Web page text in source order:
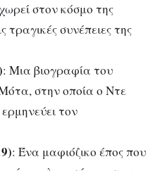
στον κόσμο της
τραγικές συνέπειες της
: Μια βιογραφία του
στην οποία ο Ντε
τον
: Ένα μαφιόζικο έπος που